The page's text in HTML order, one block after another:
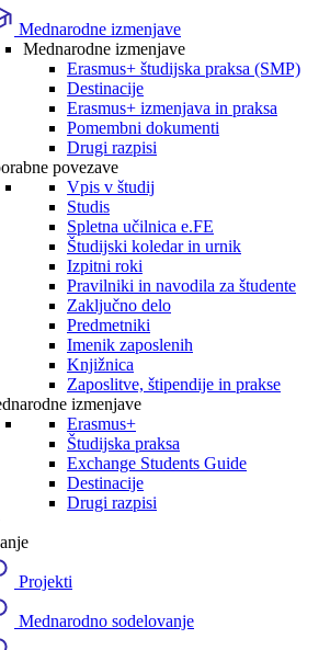
Mednarodne izmenjave
Mednarodne izmenjave
Erasmus+ študijska praksa (SMP)
Destinacije
Erasmus+ izmenjava in praksa
Pomembni dokumenti
Drugi razpisi
povezave
Vpis v študij
Studis
Spletna učilnica e.FE
Študijski koledar in urnik
Izpitni roki
Pravilniki in navodila za študente
Zaključno delo
Predmetniki
Imenik zaposlenih
Knjižnica
Zaposlitve, štipendije in prakse
izmenjave
Erasmus+
Študijska praksa
Exchange Students Guide
Destinacije
Drugi razpisi
Projekti
Mednarodno sodelovanje